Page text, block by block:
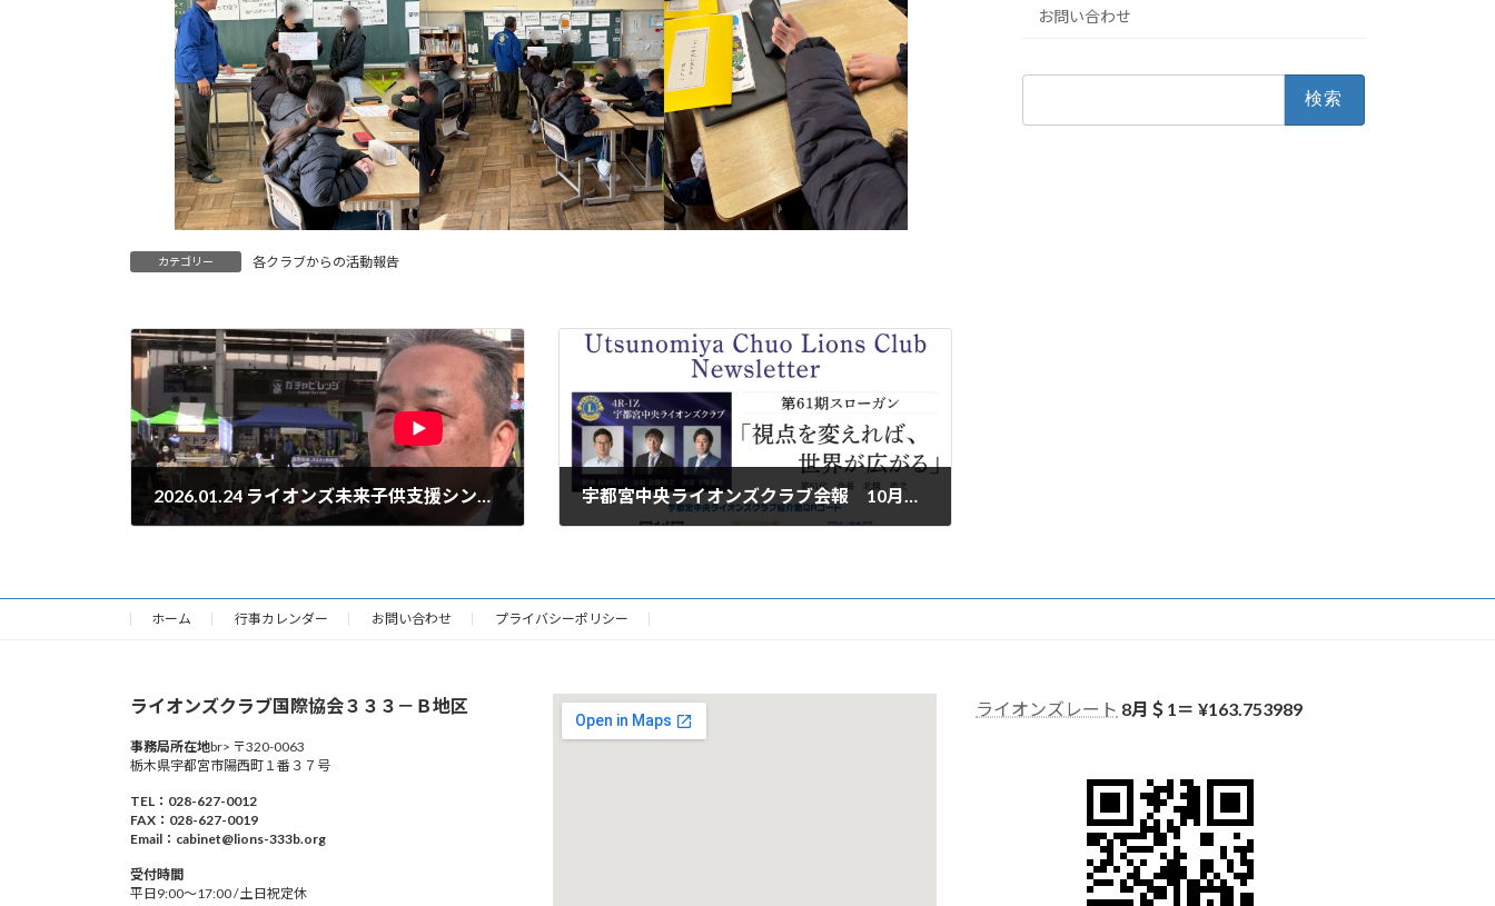
カテゴリー 各クラブからの活動報告
2026.01.24 ライオンズ未来子供支援シンポジウム動画 宇都宮中央ライオンズクラブ会報 10月～12月号
お問い合わせ
ホーム 行事カレンダー お問い合わせ プライバシーポリシー
ライオンズクラブ国際協会３３３－Ｂ地区
事務局所在地br> 〒320-0063
栃木県宇都宮市陽西町１番３７号
TEL：028-627-0012
FAX：028-627-0019
Email：cabinet@lions-333b.org
受付時間
平日9:00～17:00 / 土日祝定休
ライオンズレート 8月＄1＝ ¥163.753989